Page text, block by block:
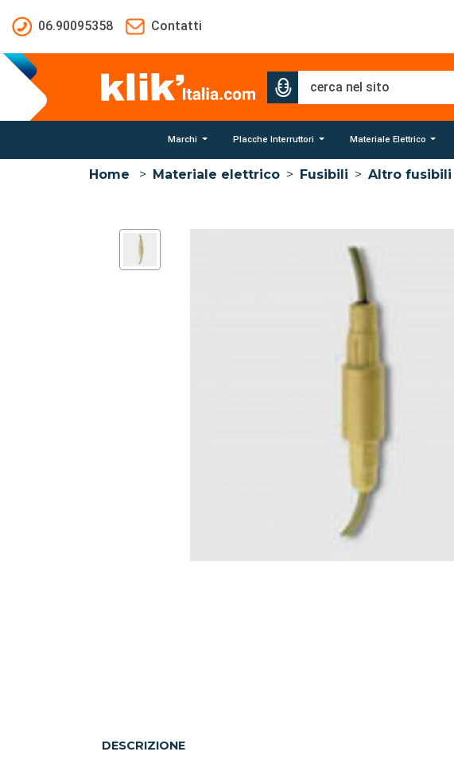
06.90095358
Contatti
Marchi Placche Interruttori Materiale Elettrico
Home > Materiale elettrico > Fusibili > Altro fusibili
DESCRIZIONE